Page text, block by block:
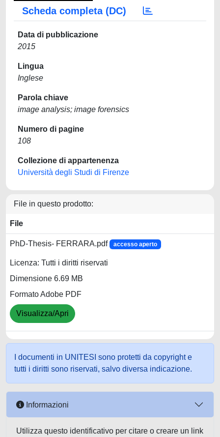
Scheda completa (DC)
Data di pubblicazione
2015
Lingua
Inglese
Parola chiave
image analysis; image forensics
Numero di pagine
108
Collezione di appartenenza
Università degli Studi di Firenze
File in questo prodotto:
File
PhD-Thesis- FERRARA.pdf accesso aperto
Licenza: Tutti i diritti riservati
Dimensione 6.69 MB
Formato Adobe PDF
Visualizza/Apri
I documenti in UNITESI sono protetti da copyright e
tutti i diritti sono riservati, salvo diversa indicazione.
Informazioni
Utilizza questo identificativo per citare o creare un link